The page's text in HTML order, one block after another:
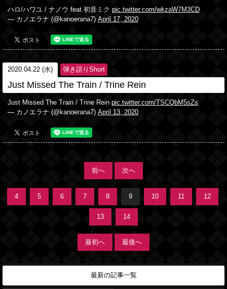
ハロ/ハワユ / ナノウ feat.初音ミク pic.twitter.com/wkzaW7M3CD
— カノエラナ (@kanoerana7) April 17, 2020
2020.04.22 (水) 弾き語りShort
Just Missed The Train / Trine Rein
Just Missed The Train / Trine Rein pic.twitter.com/TSCQbM5sZs
— カノエラナ (@kanoerana7) April 13, 2020
前へ 次へ
4 5 6 7 8 9 10 11 12
13 14
最初へ 最後へ
最新の記事一覧